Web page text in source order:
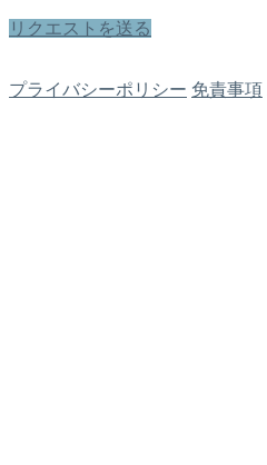
リクエストを送る
プライバシーポリシー 免責事項